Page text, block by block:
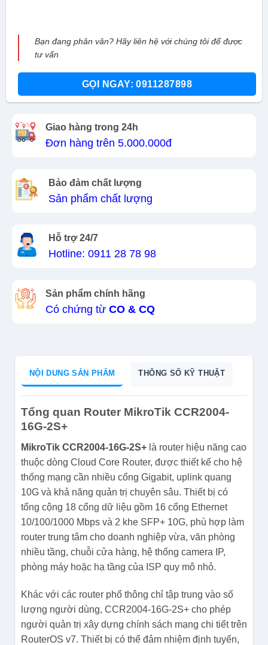
Bạn đang phân vân? Hãy liên hệ với chúng tôi để được
tư vấn
GỌI NGAY: 0911287898
Giao hàng trong 24h
Đơn hàng trên 5.000.000đ
Bảo đảm chất lượng
Sản phẩm chất lượng
Hỗ trợ 24/7
Hotline: 0911 28 78 98
Sản phẩm chính hãng
Có chứng từ CO & CQ
NỘI DUNG SẢN PHẨM THÔNG SỐ KỸ THUẬT
Tổng quan Router MikroTik CCR2004-
16G-2S+
MikroTik CCR2004-16G-2S+là router hiệu năng cao
thuộc dòng Cloud Core Router, được thiết kế cho hệ
thống mạng cần nhiều cổng Gigabit, uplink quang
10G và khả năng quản trị chuyên sâu. Thiết bị có
tổng cộng 18 cổng dữ liệu gồm 16 cổng Ethernet
10/100/1000 Mbps và 2 khe SFP+ 10G, phù hợp làm
router trung tâm cho doanh nghiệp vừa, văn phòng
nhiều tầng, chuỗi cửa hàng, hệ thống camera IP,
phòng máy hoặc hạ tầng của ISP quy mô nhỏ.
Khác với các router phổ thông chỉ tập trung vào số
lượng người dùng, CCR2004-16G-2S+ cho phép
người quản trị xây dựng chính sách mạng chi tiết trên
RouterOS v7. Thiết bị có thể đảm nhiệm định tuyến,